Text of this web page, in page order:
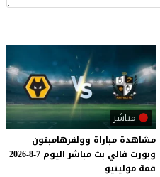
مباشر
مشاهدة مباراة وولفرهامبتون
وبورت فالي بث مباشر اليوم 7-8-2026
قمة مولينيو